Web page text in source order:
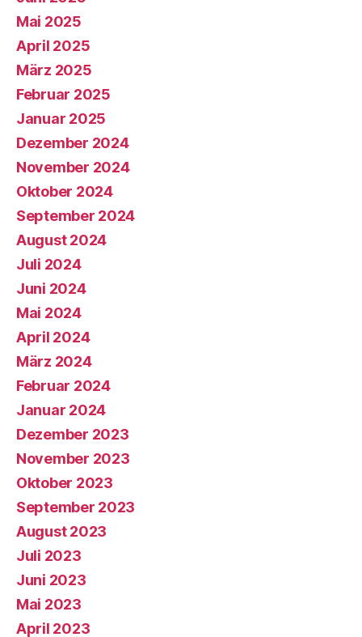
Mai 2025
April 2025
März 2025
Februar 2025
Januar 2025
Dezember 2024
November 2024
Oktober 2024
September 2024
August 2024
Juli 2024
Juni 2024
Mai 2024
April 2024
März 2024
Februar 2024
Januar 2024
Dezember 2023
November 2023
Oktober 2023
September 2023
August 2023
Juli 2023
Juni 2023
Mai 2023
April 2023